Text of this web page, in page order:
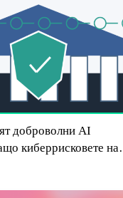
доброволни AI
киберрисковете на
политически